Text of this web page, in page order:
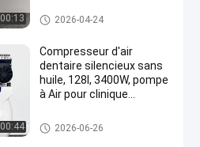
00:13
mobiles
compresseur d'air dentaire
2026-04-24
00:44
Compresseur d'air
dentaire silencieux sans
huile, 128l, 3400W, pompe
à Air pour clinique
420l/min, équipement
dentaire médical, OEM
compresseur d'air dentaire
2026-06-26